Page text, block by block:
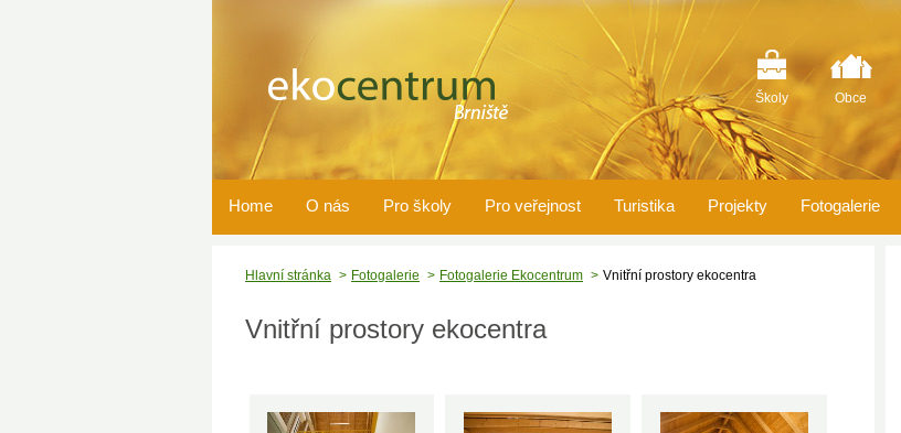
Školy Obce
Home O nás Pro školy Pro veřejnost Turistika Projekty Fotogalerie
Hlavní stránka Fotogalerie Fotogalerie Ekocentrum Vnitřní prostory ekocentra
Vnitřní prostory ekocentra